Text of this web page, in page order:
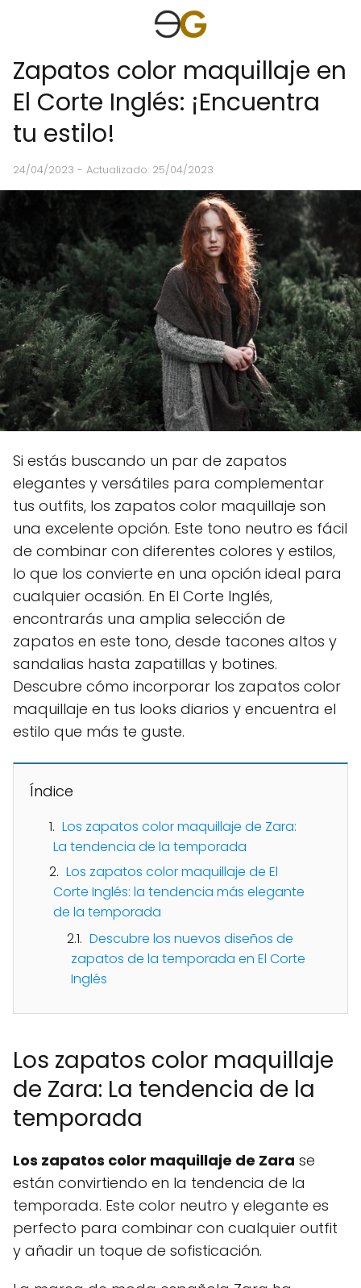
Zapatos color maquillaje en
El Corte Inglés: ¡Encuentra
tu estilo!
24/04/2023 - Actualizado: 25/04/2023
Si estás buscando un par de zapatos
elegantes y versátiles para complementar
tus outfits, los zapatos color maquillaje son
una excelente opción. Este tono neutro es fácil
de combinar con diferentes colores y estilos,
lo que los convierte en una opción ideal para
cualquier ocasión. En El Corte Inglés,
encontrarás una amplia selección de
zapatos en este tono, desde tacones altos y
sandalias hasta zapatillas y botines.
Descubre cómo incorporar los zapatos color
maquillaje en tus looks diarios y encuentra el
estilo que más te guste.
Índice
Los zapatos color maquillaje de Zara:
La tendencia de la temporada
Los zapatos color maquillaje de El
Corte Inglés: la tendencia más elegante
de la temporada
Descubre los nuevos diseños de
zapatos de la temporada en El Corte
Inglés
Los zapatos color maquillaje
de Zara: La tendencia de la
temporada
Los zapatos color maquillaje de Zara se
están convirtiendo en la tendencia de la
temporada. Este color neutro y elegante es
perfecto para combinar con cualquier outfit
y añadir un toque de sofisticación.